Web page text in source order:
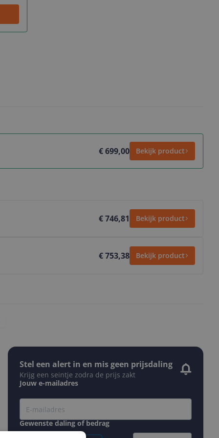
€ 699,00 Bekijk product
€ 746,81 Bekijk product
€ 753,38 Bekijk product
Stel een alert in en mis geen prijsdaling
Krijg een seintje zodra de prijs zakt
Jouw e-mailadres
Gewenste daling of bedrag
Gewenste prijs